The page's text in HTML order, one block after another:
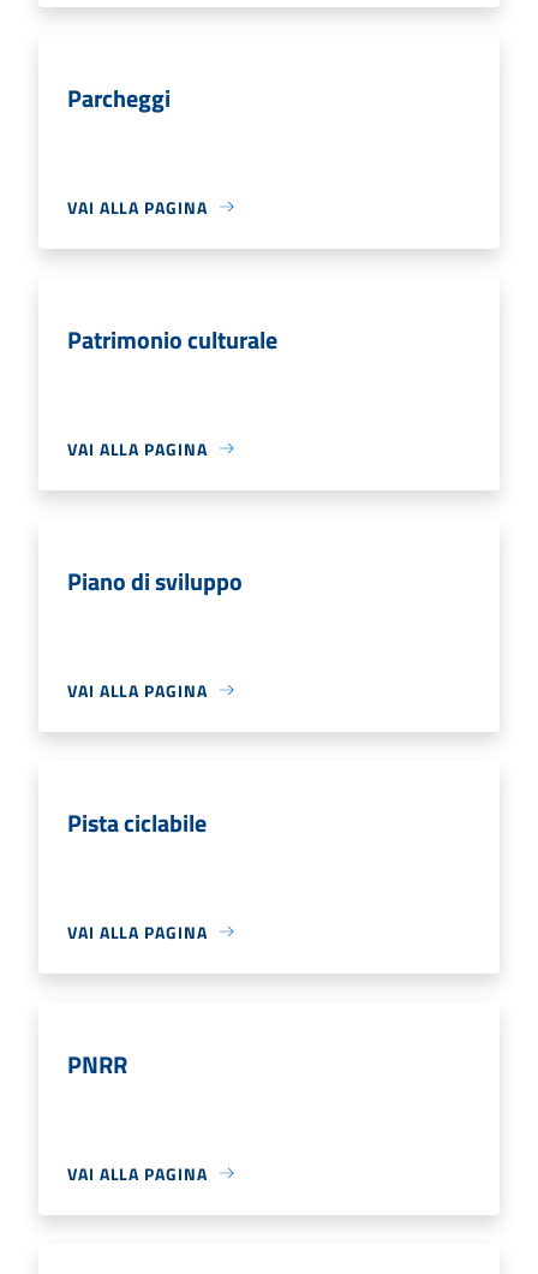
Parcheggi
VAI ALLA PAGINA
Patrimonio culturale
VAI ALLA PAGINA
Piano di sviluppo
VAI ALLA PAGINA
Pista ciclabile
VAI ALLA PAGINA
PNRR
VAI ALLA PAGINA